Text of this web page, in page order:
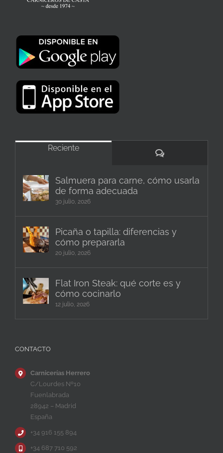
Reciente
Comentarios
Salmuera para carne, cómo usarla
de forma adecuada
30 julio, 2026
Picaña o tapilla: diferencias y
cómo prepararla
20 julio, 2026
Flat Iron Steak: qué corte es y
cómo cocinarlo
12 julio, 2026
CONTACTO
Carnicerías Herrero
C/Lourdes Nº10
Fuenlabrada
28942 – Madrid
España
+34 916 155 894
+34 687 710 592